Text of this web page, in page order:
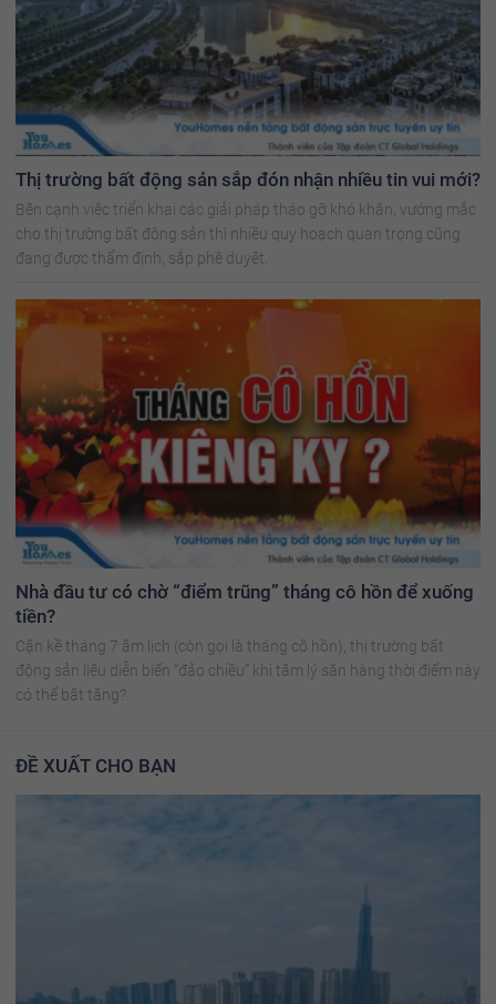
Thị trường bất động sản sắp đón nhận nhiều tin vui mới?
Bên cạnh việc triển khai các giải pháp tháo gỡ khó khăn, vướng mắc
cho thị trường bất động sản thì nhiều quy hoạch quan trọng cũng
đang được thẩm định, sắp phê duyệt.
Nhà đầu tư có chờ “điểm trũng” tháng cô hồn để xuống
tiền?
Cận kề tháng 7 âm lịch (còn gọi là tháng cô hồn), thị trường bất
động sản liệu diễn biến “đảo chiều” khi tâm lý săn hàng thời điểm này
có thể bật tăng?.
ĐỀ XUẤT CHO BẠN